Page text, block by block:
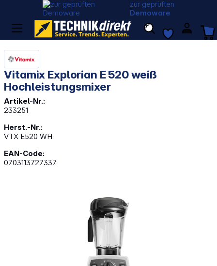
zur geprüften
Demoware
Vitamix Explorian E 520 weiß
Hochleistungsmixer
Artikel-Nr.:
233251
Herst.-Nr.:
VTX E520 WH
EAN-Code:
0703113727337